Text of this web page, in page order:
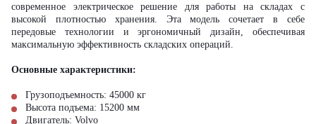
современное электрическое решение для работы на складах с
высокой плотностью хранения. Эта модель сочетает в себе
передовые технологии и эргономичный дизайн, обеспечивая
максимальную эффективность складских операций.
Основные характеристики:
Грузоподъемность: 45000 кг
Высота подъема: 15200 мм
Двигатель: Volvo